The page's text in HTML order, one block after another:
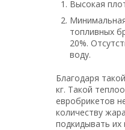
Высокая
топливных
20%.
воду.
Благодаря
кг. Такой
евробрикетов
количеству
подкидывать